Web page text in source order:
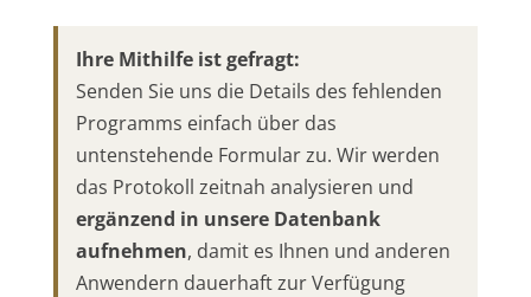
Ihre Mithilfe ist gefragt:
Senden Sie uns die Details des fehlenden
Programms einfach über das
untenstehende Formular zu. Wir werden
das Protokoll zeitnah analysieren und
ergänzend in unsere Datenbank
aufnehmen, damit es Ihnen und anderen
Anwendern dauerhaft zur Verfügung